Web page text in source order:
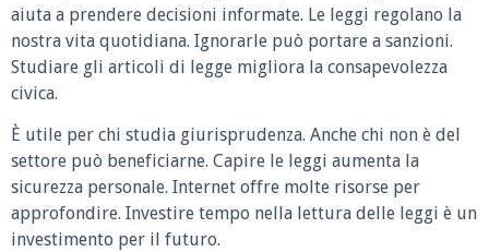
aiuta a prendere decisioni informate. Le leggi regolano la
nostra vita quotidiana. Ignorarle può portare a sanzioni.
Studiare gli articoli di legge migliora la consapevolezza
civica.
È utile per chi studia giurisprudenza. Anche chi non è del
settore può beneficiarne. Capire le leggi aumenta la
sicurezza personale. Internet offre molte risorse per
approfondire. Investire tempo nella lettura delle leggi è un
investimento per il futuro.